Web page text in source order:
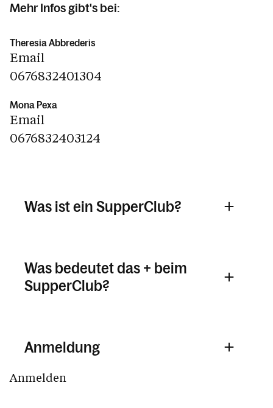
Mehr Infos gibt's bei:
Theresia Abbrederis
Email
0676832401304
Mona Pexa
Email
0676832403124
Was ist ein SupperClub?
Was bedeutet das + beim
SupperClub?
Anmeldung
Anmelden